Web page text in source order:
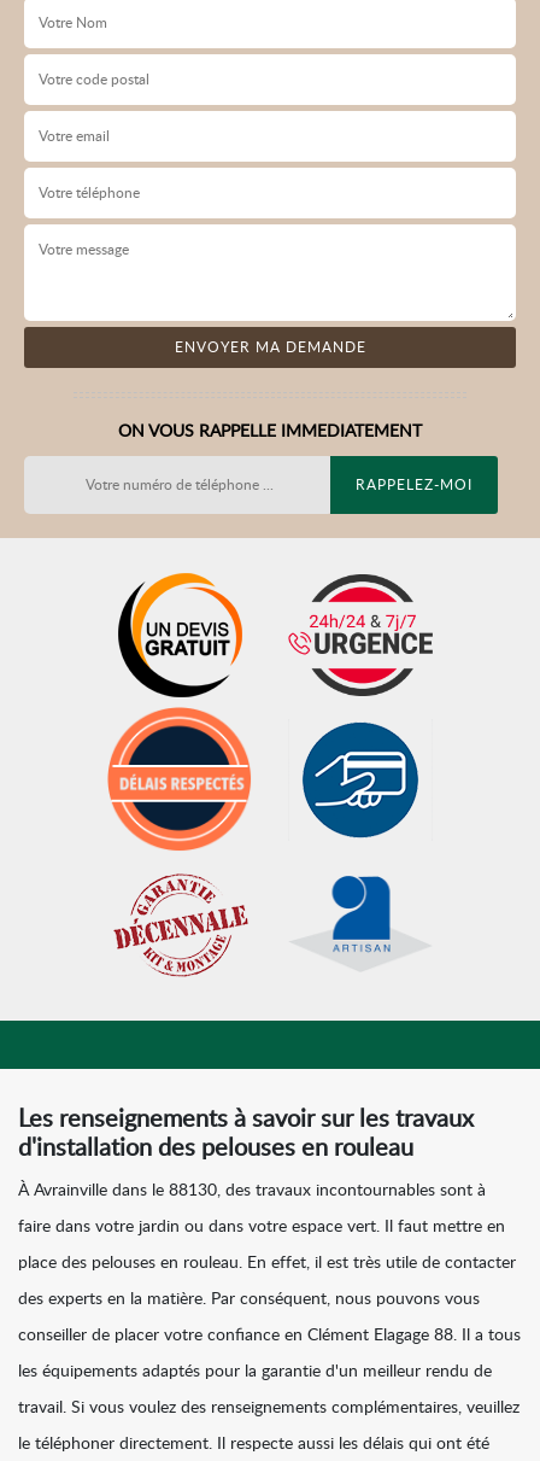
ON VOUS RAPPELLE IMMEDIATEMENT
Les renseignements à savoir sur les travaux
d'installation des pelouses en rouleau
À Avrainville dans le 88130, des travaux incontournables sont à
faire dans votre jardin ou dans votre espace vert. Il faut mettre en
place des pelouses en rouleau. En effet, il est très utile de contacter
des experts en la matière. Par conséquent, nous pouvons vous
conseiller de placer votre confiance en Clément Elagage 88. Il a tous
les équipements adaptés pour la garantie d'un meilleur rendu de
travail. Si vous voulez des renseignements complémentaires, veuillez
le téléphoner directement. Il respecte aussi les délais qui ont été